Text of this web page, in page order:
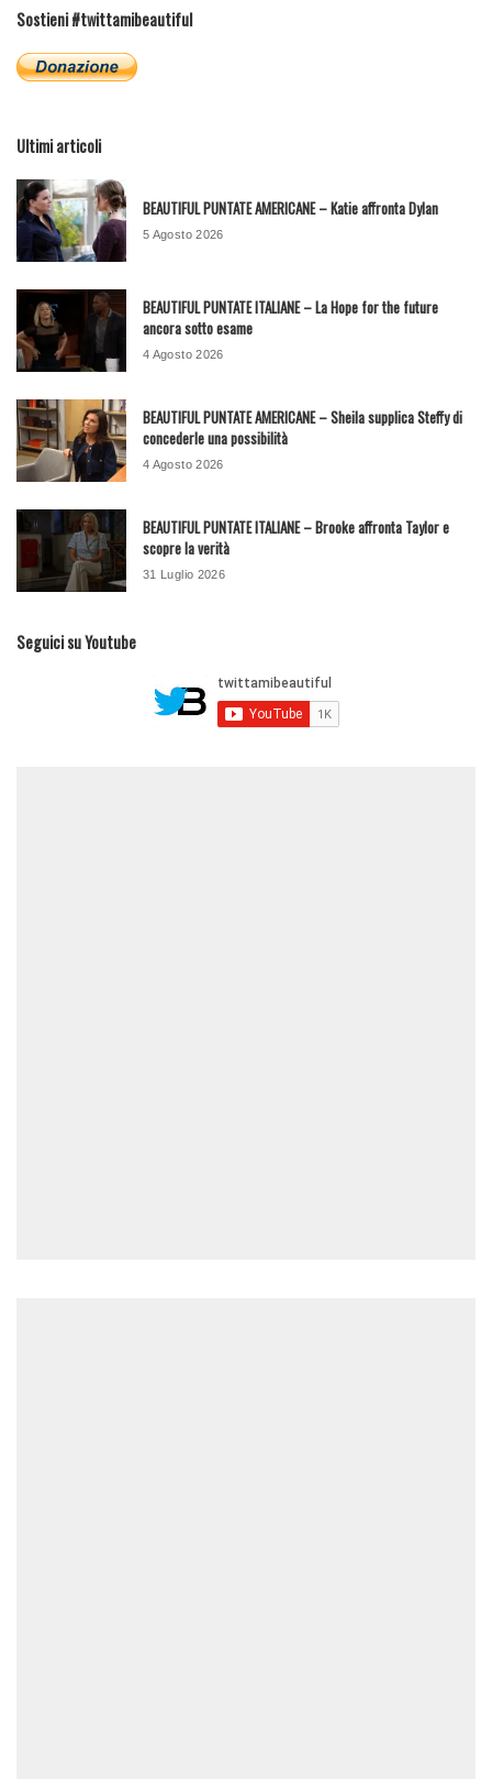
Sostieni #twittamibeautiful
Ultimi articoli
BEAUTIFUL PUNTATE AMERICANE – Katie affronta Dylan
5 Agosto 2026
BEAUTIFUL PUNTATE ITALIANE – La Hope for the future
ancora sotto esame
4 Agosto 2026
BEAUTIFUL PUNTATE AMERICANE – Sheila supplica Steffy di
concederle una possibilità
4 Agosto 2026
BEAUTIFUL PUNTATE ITALIANE – Brooke affronta Taylor e
scopre la verità
31 Luglio 2026
Seguici su Youtube